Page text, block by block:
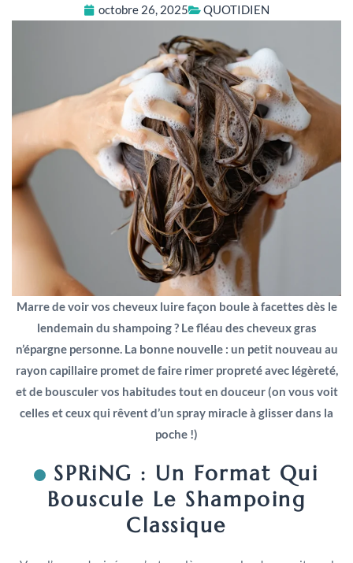
octobre 26, 2025 QUOTIDIEN
Marre de voir vos cheveux luire façon boule à facettes dès le
lendemain du shampoing ? Le fléau des cheveux gras
n’épargne personne. La bonne nouvelle : un petit nouveau au
rayon capillaire promet de faire rimer propreté avec légèreté,
et de bousculer vos habitudes tout en douceur (on vous voit
celles et ceux qui rêvent d’un spray miracle à glisser dans la
poche !)
SPRiNG : Un Format Qui
Bouscule Le Shampoing
Classique